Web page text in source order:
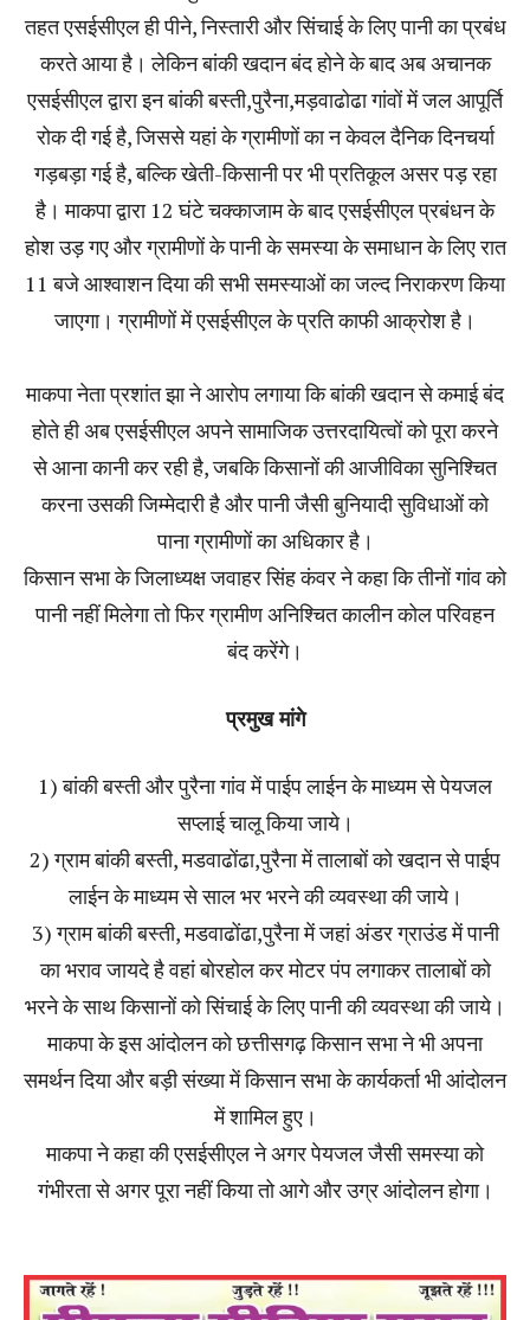
तहत एसईसीएल ही पीने, निस्तारी और सिंचाई के लिए पानी का प्रबंध
करते आया है। लेकिन बांकी खदान बंद होने के बाद अब अचानक
एसईसीएल द्वारा इन बांकी बस्ती,पुरैना,मड़वाढोढा गांवों में जल आपूर्ति
रोक दी गई है, जिससे यहां के ग्रामीणों का न केवल दैनिक दिनचर्या
गड़बड़ा गई है, बल्कि खेती-किसानी पर भी प्रतिकूल असर पड़ रहा
है। माकपा द्वारा 12 घंटे चक्काजाम के बाद एसईसीएल प्रबंधन के
होश उड़ गए और ग्रामीणों के पानी के समस्या के समाधान के लिए रात
11 बजे आश्वाशन दिया की सभी समस्याओं का जल्द निराकरण किया
जाएगा। ग्रामीणों में एसईसीएल के प्रति काफी आक्रोश है।
माकपा नेता प्रशांत झा ने आरोप लगाया कि बांकी खदान से कमाई बंद
होते ही अब एसईसीएल अपने सामाजिक उत्तरदायित्वों को पूरा करने
से आना कानी कर रही है, जबकि किसानों की आजीविका सुनिश्चित
करना उसकी जिम्मेदारी है और पानी जैसी बुनियादी सुविधाओं को
पाना ग्रामीणों का अधिकार है।
किसान सभा के जिलाध्यक्ष जवाहर सिंह कंवर ने कहा कि तीनों गांव को
पानी नहीं मिलेगा तो फिर ग्रामीण अनिश्चित कालीन कोल परिवहन
बंद करेंगे।
प्रमुख मांगे
1) बांकी बस्ती और पुरैना गांव में पाईप लाईन के माध्यम से पेयजल
सप्लाई चालू किया जाये।
2) ग्राम बांकी बस्ती, मडवाढोंढा,पुरैना में तालाबों को खदान से पाईप
लाईन के माध्यम से साल भर भरने की व्यवस्था की जाये।
3) ग्राम बांकी बस्ती, मडवाढोंढा,पुरैना में जहां अंडर ग्राउंड में पानी
का भराव जायदे है वहां बोरहोल कर मोटर पंप लगाकर तालाबों को
भरने के साथ किसानों को सिंचाई के लिए पानी की व्यवस्था की जाये।
माकपा के इस आंदोलन को छत्तीसगढ़ किसान सभा ने भी अपना
समर्थन दिया और बड़ी संख्या में किसान सभा के कार्यकर्ता भी आंदोलन
में शामिल हुए।
माकपा ने कहा की एसईसीएल ने अगर पेयजल जैसी समस्या को
गंभीरता से अगर पूरा नहीं किया तो आगे और उग्र आंदोलन होगा।